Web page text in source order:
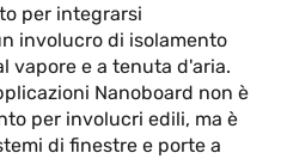
per integrarsi
involucro di isolamento
vapore e a tenuta d'aria.
Nanoboard non è
per involucri edili, ma è
di finestre e porte a